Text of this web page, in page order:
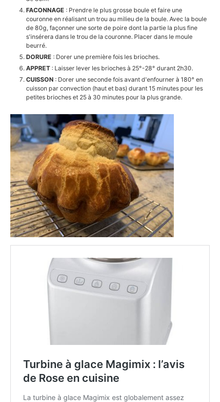
FACONNAGE : Prendre le plus grosse boule et faire une
couronne en réalisant un trou au milieu de la boule. Avec la boule
de 80g, façonner une sorte de poire dont la partie la plus fine
s'insérera dans le trou de la couronne. Placer dans le moule
beurré.
DORURE : Dorer une première fois les brioches.
APPRET : Laisser lever les brioches à 25°-28° durant 2h30.
CUISSON : Dorer une seconde fois avant d'enfourner à 180° en
cuisson par convection (haut et bas) durant 15 minutes pour les
petites brioches et 25 à 30 minutes pour la plus grande.